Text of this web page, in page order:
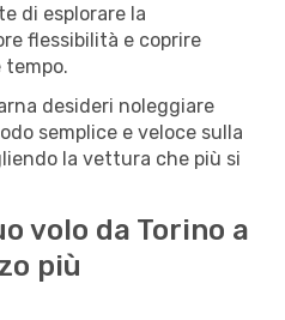
di esplorare la
flessibilità e coprire
desideri noleggiare
semplice e veloce sulla
la vettura che più si
volo da Torino a
più